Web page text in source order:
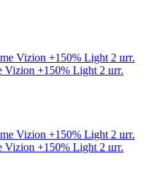
Vizion +150% Light 2 шт.
Vizion +150% Light 2 шт.